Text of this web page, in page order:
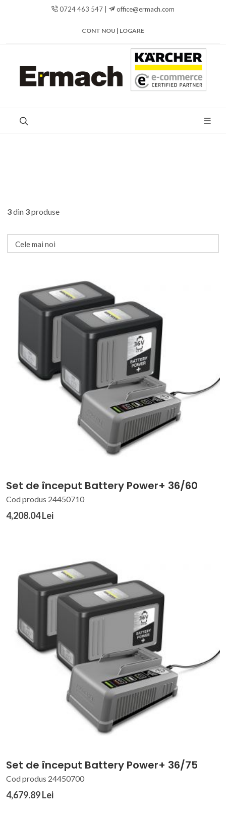
0724 463 547 | office@ermach.com
CONT NOU | LOGARE
3din 3produse
Set de început Battery Power+ 36/60
Cod produs 24450710
4,208.04 Lei
Set de început Battery Power+ 36/75
Cod produs 24450700
4,679.89 Lei